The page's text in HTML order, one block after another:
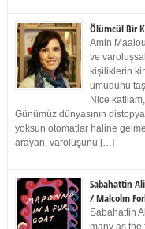
Ölümcül Bir
Amin
ve varoluşsal
kişiliklerin
umudunu
Nice
Günümüz dünyasının
yoksun otomatlar haline
arayan, varoluşunu […]
Sabahattin
/ Malcolm
Sabahattin
many as the